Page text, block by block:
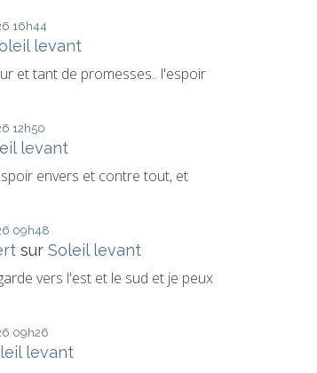
16h44
levant
et tant de promesses.. l'espoir
12h50
levant
envers et contre tout, et
09h48
surSoleil levant
vers l'est et le sud et je peux
09h26
levant